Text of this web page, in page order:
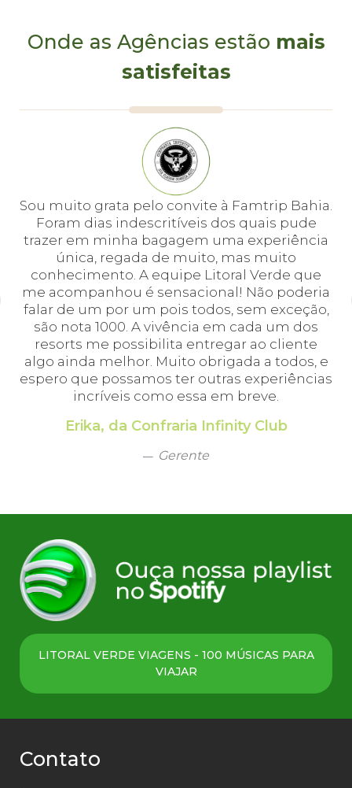
Onde as Agências estão mais
satisfeitas
Sou muito grata pelo convite à Famtrip Bahia.
Foram dias indescritíveis dos quais pude
trazer em minha bagagem uma experiência
única, regada de muito, mas muito
conhecimento. A equipe Litoral Verde que
me acompanhou é sensacional! Não poderia
falar de um por um pois todos, sem exceção,
são nota 1000. A vivência em cada um dos
resorts me possibilita entregar ao cliente
algo ainda melhor. Muito obrigada a todos, e
espero que possamos ter outras experiências
incríveis como essa em breve.
Erika, da Confraria Infinity Club
Gerente
LITORAL VERDE VIAGENS - 100 MÚSICAS PARA
VIAJAR
Contato